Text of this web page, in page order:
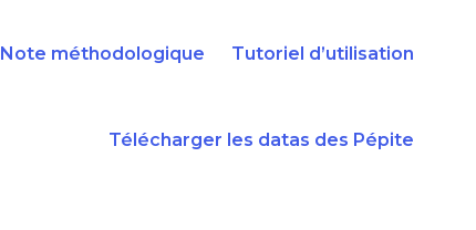
Note méthodologique Tutoriel d’utilisation
Télécharger les datas des Pépite